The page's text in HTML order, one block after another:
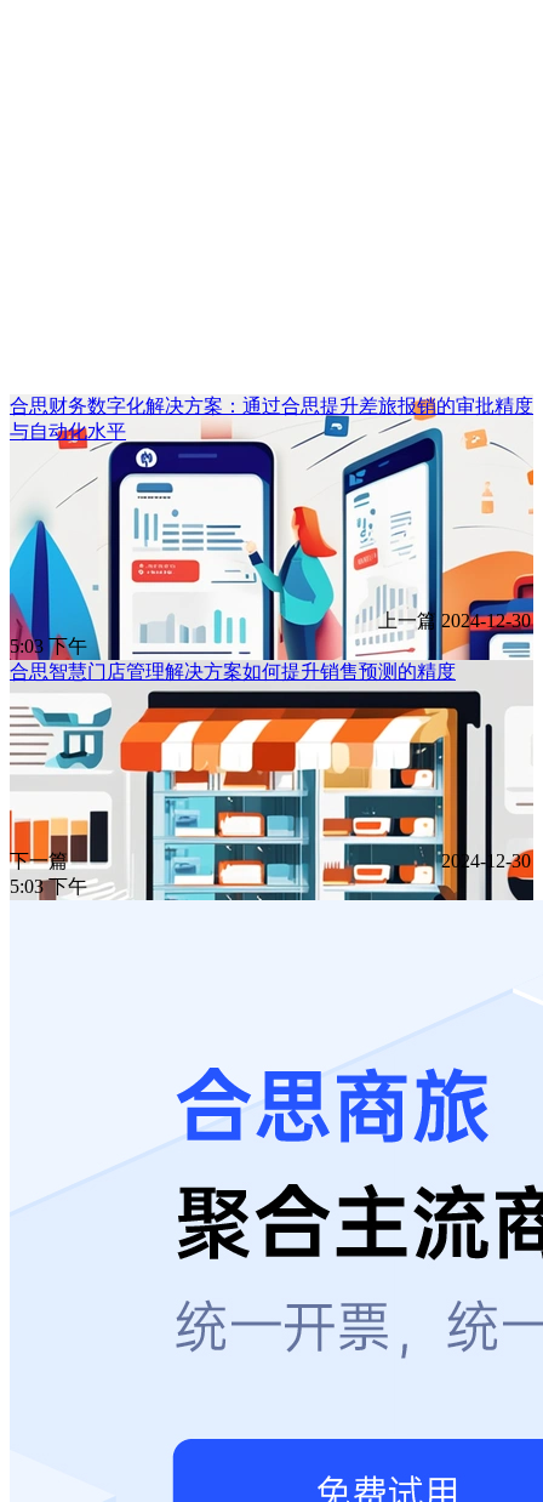
合思财务数字化解决方案：通过合思提升差旅报销的审批精度
与自动化水平
上一篇 2024-12-30
5:03 下午
合思智慧门店管理解决方案如何提升销售预测的精度
下一篇
2024-12-30
5:03 下午